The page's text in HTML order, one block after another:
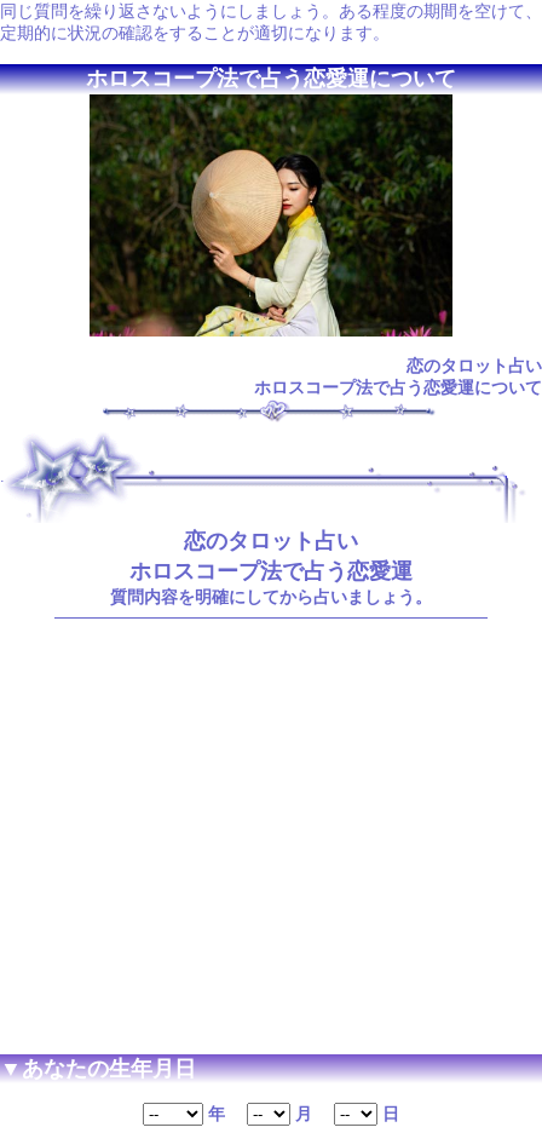
同じ質問を繰り返さないようにしましょう。ある程度の期間を空けて、
定期的に状況の確認をすることが適切になります。
ホロスコープ法で占う恋愛運について
恋のタロット占い
ホロスコープ法で占う恋愛運について
恋のタロット占い
ホロスコープ法で占う恋愛運
質問内容を明確にしてから占いましょう。
▼あなたの生年月日
年 月 日